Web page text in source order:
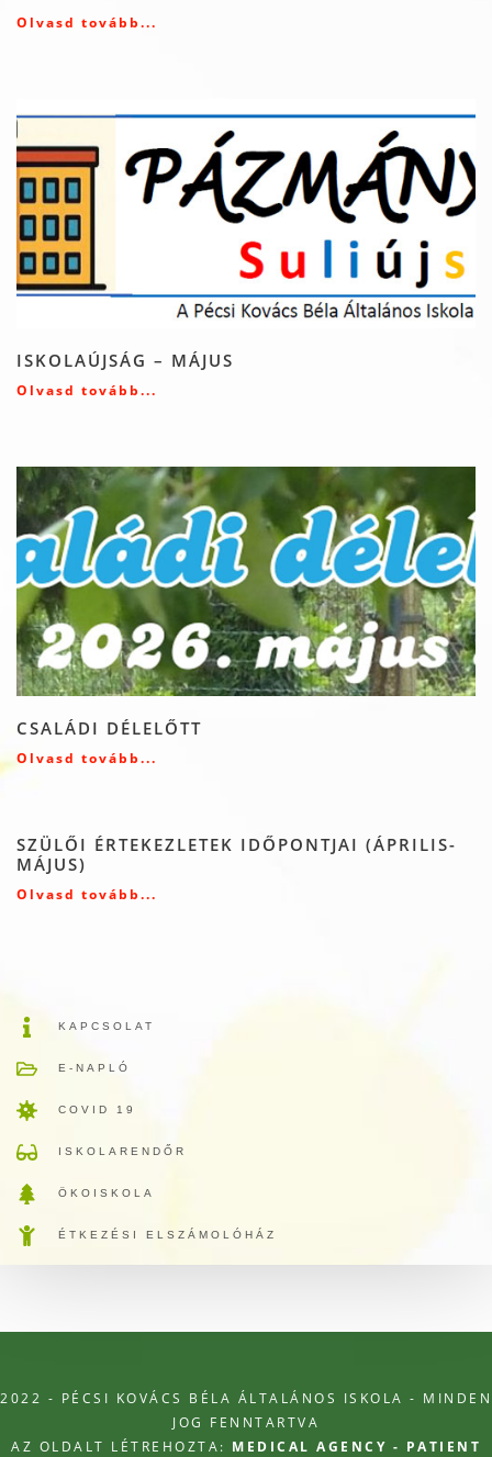
Olvasd tovább...
ISKOLAÚJSÁG – MÁJUS
Olvasd tovább...
CSALÁDI DÉLELŐTT
Olvasd tovább...
SZÜLŐI ÉRTEKEZLETEK IDŐPONTJAI (ÁPRILIS-
MÁJUS)
Olvasd tovább...
KAPCSOLAT
E-NAPLÓ
COVID 19
ISKOLARENDŐR
ÖKOISKOLA
ÉTKEZÉSI ELSZÁMOLÓHÁZ
2022 - PÉCSI KOVÁCS BÉLA ÁLTALÁNOS ISKOLA - MINDEN
JOG FENNTARTVA
AZ OLDALT LÉTREHOZTA: MEDICAL AGENCY - PATIENT